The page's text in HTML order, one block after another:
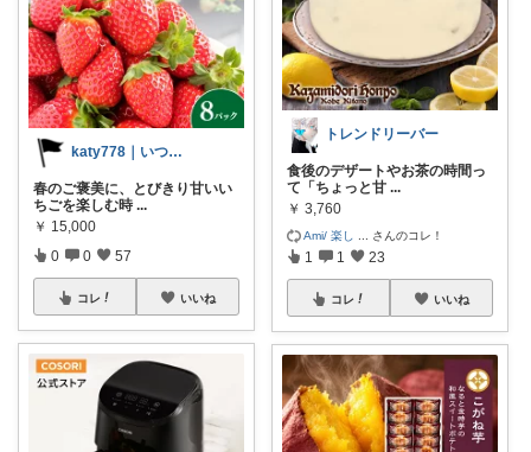
katy778｜いつも有難うございます✨
春のご褒美に、とびきり甘いい
ちごを楽しむ時 ...
￥ 15,000
0 0 57
コレ いいね
トレンドリーバー
食後のデザートやお茶の時間っ
て「ちょっと甘 ...
￥ 3,760
Ami/ 楽し さんのコレ！
1 1 23
コレ いいね